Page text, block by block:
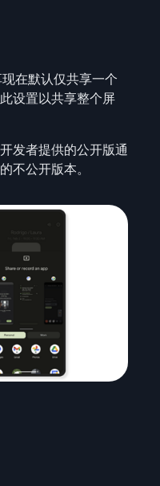
在默认仅共享一个
设置以共享整个屏
发者提供的公开版通
不公开版本。